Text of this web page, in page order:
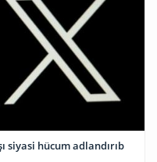
siyasi hücum adlandırıb